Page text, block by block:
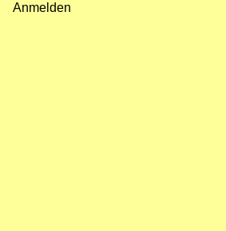
Anmelden